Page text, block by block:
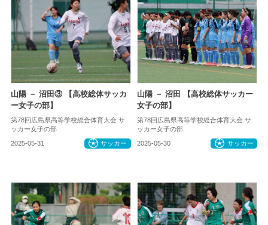
山陽 － 沼田③ 【高校総体サッカ
ー女子の部】
第78回広島県高等学校総合体育大会 サ
ッカー女子の部
2025-05-31 サッカー
山陽 － 沼田 【高校総体サッカー
女子の部】
第78回広島県高等学校総合体育大会 サ
ッカー女子の部
2025-05-30 サッカー